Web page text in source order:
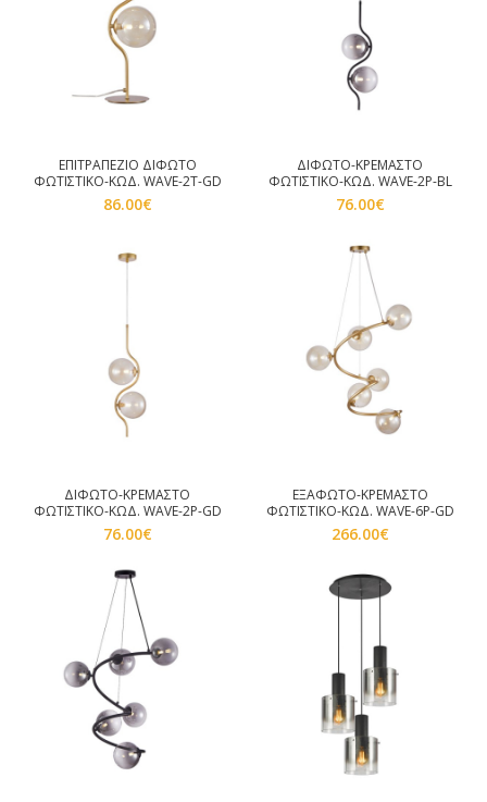
ΕΠΙΤΡΑΠΕΖΙΟ ΔΙΦΩΤΟ
ΦΩΤΙΣΤΙΚΟ-ΚΩΔ. WAVE-2T-GD
86.00€
ΔΙΦΩΤΟ-ΚΡΕΜΑΣΤΟ
ΦΩΤΙΣΤΙΚΟ-ΚΩΔ. WAVE-2P-BL
76.00€
ΔΙΦΩΤΟ-ΚΡΕΜΑΣΤΟ
ΦΩΤΙΣΤΙΚΟ-ΚΩΔ. WAVE-2P-GD
76.00€
ΕΞΑΦΩΤΟ-ΚΡΕΜΑΣΤΟ
ΦΩΤΙΣΤΙΚΟ-ΚΩΔ. WAVE-6P-GD
266.00€